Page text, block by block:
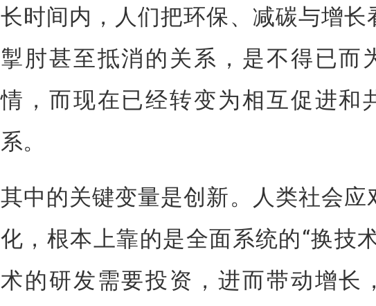
长时间内，人们把环保、减碳与增长
掣肘甚至抵消的关系，是不得已而
情，而现在已经转变为相互促进和
系。
其中的关键变量是创新。人类社会应
化，根本上靠的是全面系统的“换技
术的研发需要投资，进而带动增长